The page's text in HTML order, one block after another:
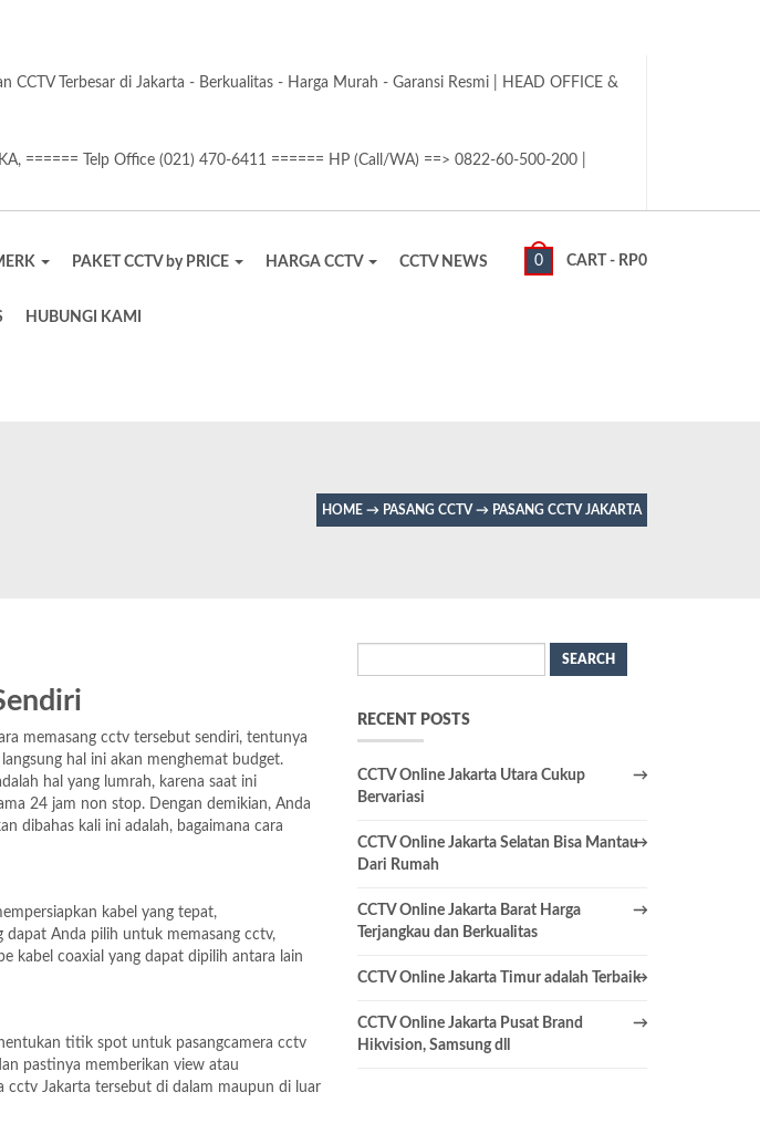
Terbesar di Jakarta - Berkualitas - Harga Murah - Garansi Resmi | HEAD OFFICE &
====== Telp Office (021) 470-6411 ====== HP (Call/WA) ==> 0822-60-500-200 |
0 CART - RP0
PAKET CCTV by PRICE HARGA CCTV CCTV NEWS
HUBUNGI KAMI
HOME → PASANG CCTV → PASANG CCTV JAKARTA
memasang cctv tersebut sendiri, tentunya
hal ini akan menghemat budget.
hal yang lumrah, karena saat ini
24 jam non stop. Dengan demikian, Anda
dibahas kali ini adalah, bagaimana cara
kabel yang tepat,
dapat Anda pilih untuk memasang cctv,
kabel coaxial yang dapat dipilih antara lain
titik spot untuk pasangcamera cctv
pastinya memberikan view atau
cctv Jakarta tersebut di dalam maupun di luar
for:
RECENT POSTS
CCTV Online Jakarta Utara Cukup
Bervariasi
CCTV Online Jakarta Selatan Bisa Mantau
Dari Rumah
CCTV Online Jakarta Barat Harga
Terjangkau dan Berkualitas
CCTV Online Jakarta Timur adalah Terbaik
CCTV Online Jakarta Pusat Brand
Hikvision, Samsung dll